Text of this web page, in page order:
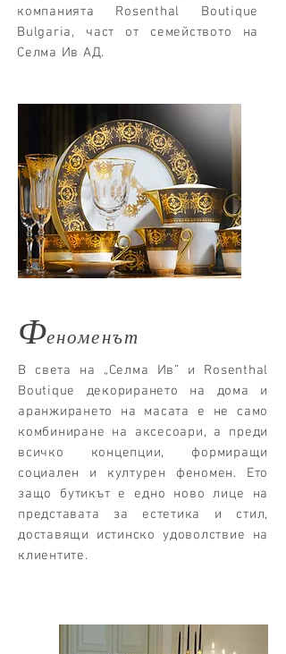
компанията Rosenthal Boutique
Bulgaria, част от семейството на
Селма Ив AД.
Феноменът
В света на „Селма Ив” и Rosenthal
Boutique декорирането на дома и
аранжирането на масата е не само
комбиниране на аксесоари, а преди
всичко концепции, формиращи
социален и културен феномен. Ето
защо бутикът е едно ново лице на
представата за естетика и стил,
доставящи истинско удоволствие на
клиентите.